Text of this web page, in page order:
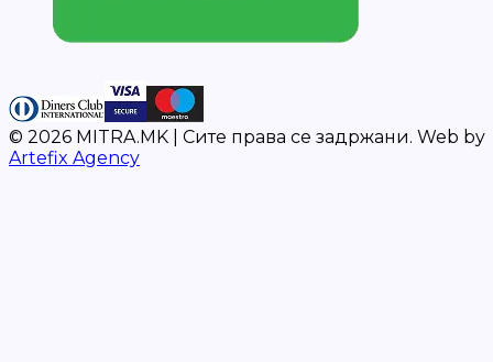
© 2026 MITRA.MK | Сите права се задржани. Web by
Artefix Agency